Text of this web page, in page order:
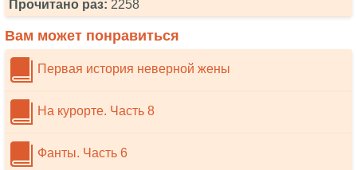
Прочитано раз: 2258
Вам может понравиться
Первая история неверной жены
На курорте. Часть 8
Фанты. Часть 6